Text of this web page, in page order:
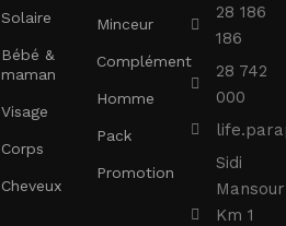
Solaire
Bébé &
maman
Visage
Corps
Cheveux
Minceur
Complément
Homme
Pack
Promotion
28 186
186
28 742
000
Sidi
Mansour
Km 1